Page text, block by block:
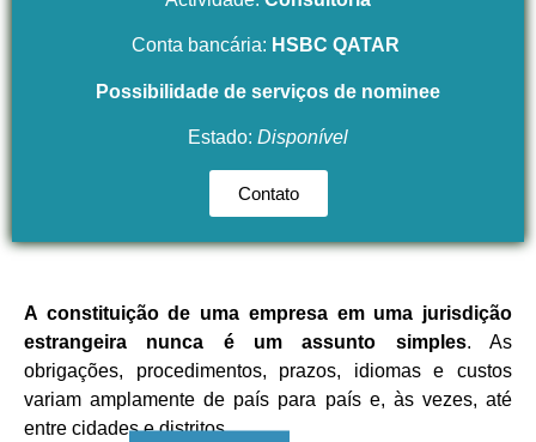
Conta bancária: HSBC QATAR
Possibilidade de serviços de nominee
Estado: Disponível
Contato
A constituição de uma empresa em uma jurisdição
estrangeira nunca é um assunto simples. As
obrigações, procedimentos, prazos, idiomas e custos
variam amplamente de país para país e, às vezes, até
entre cidades e distritos.